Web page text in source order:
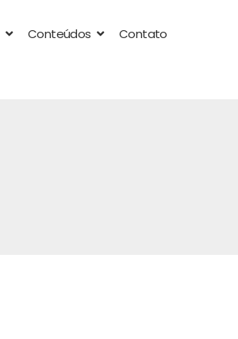
Conteúdos Contato